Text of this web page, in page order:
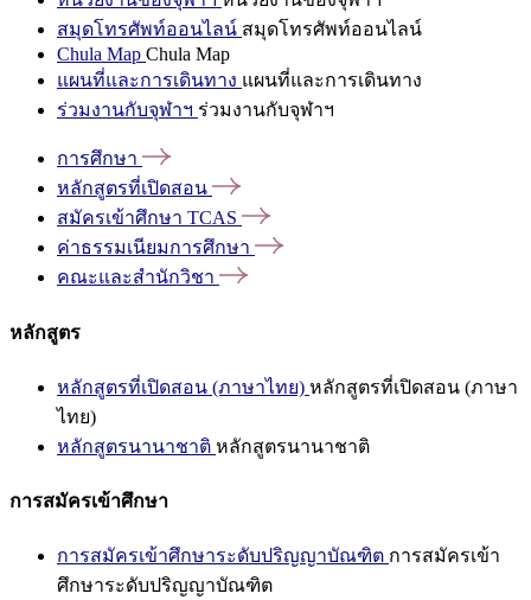
สมุดโทรศัพท์ออนไลน์ สมุดโทรศัพท์ออนไลน์
Chula Map Chula Map
แผนที่และการเดินทาง แผนที่และการเดินทาง
ร่วมงานกับจุฬาฯ ร่วมงานกับจุฬาฯ
การศึกษา
หลักสูตรที่เปิดสอน
สมัครเข้าศึกษา TCAS
ค่าธรรมเนียมการศึกษา
คณะและสำนักวิชา
หลักสูตร
หลักสูตรที่เปิดสอน (ภาษาไทย) หลักสูตรที่เปิดสอน (ภาษา
ไทย)
หลักสูตรนานาชาติ หลักสูตรนานาชาติ
การสมัครเข้าศึกษา
การสมัครเข้าศึกษาระดับปริญญาบัณฑิต การสมัครเข้า
ศึกษาระดับปริญญาบัณฑิต